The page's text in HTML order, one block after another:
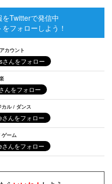
Twitterで発信中
フォローしよう！
カウント
ル / ダンス
ゲーム